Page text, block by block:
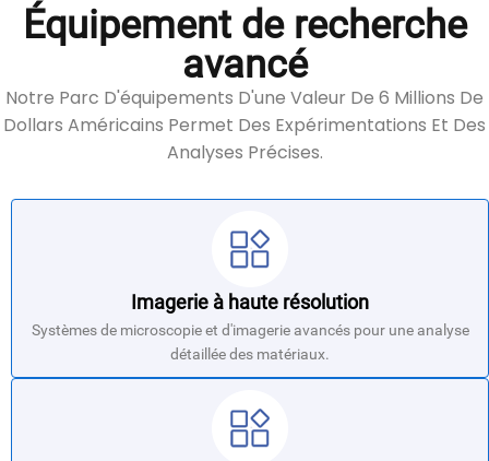
Équipement de recherche
avancé
Notre Parc D'équipements D'une Valeur De 6 Millions De
Dollars Américains Permet Des Expérimentations Et Des
Analyses Précises.
Imagerie à haute résolution
Systèmes de microscopie et d'imagerie avancés pour une analyse
détaillée des matériaux.